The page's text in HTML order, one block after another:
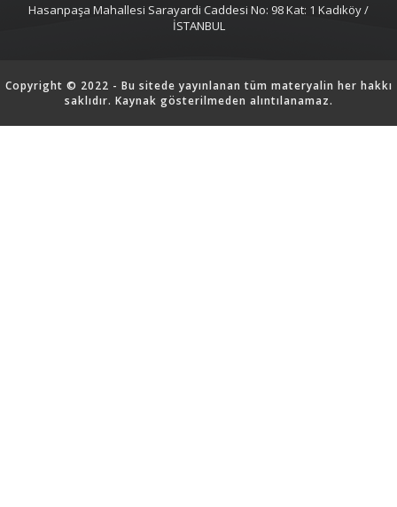
Hasanpaşa Mahallesi Sarayardi Caddesi No: 98 Kat: 1 Kadıköy /
İSTANBUL
Copyright © 2022 - Bu sitede yayınlanan tüm materyalin her hakkı
saklıdır. Kaynak gösterilmeden alıntılanamaz.